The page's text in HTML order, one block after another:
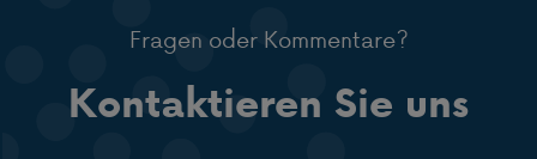
Fragen oder Kommentare?
Kontaktieren Sie uns